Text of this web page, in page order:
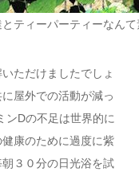
ティーパーティーなん
ただけましたでしょ
屋外での活動が減っ
ンDの不足は世界的に
康のために過度に紫
３０分の日光浴を試